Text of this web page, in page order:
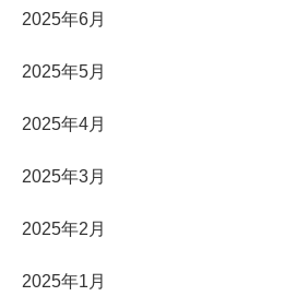
2025年6月
2025年5月
2025年4月
2025年3月
2025年2月
2025年1月